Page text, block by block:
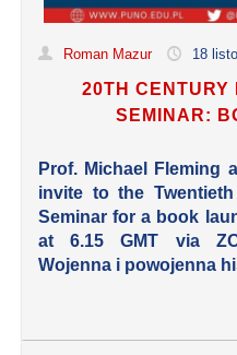
Roman Mazur 18
20TH CENTURY
SEMINAR:
Prof. Michael Fleming
invite to the
Seminar for a book
at 6.15 GMT via
Wojenna i powojenna